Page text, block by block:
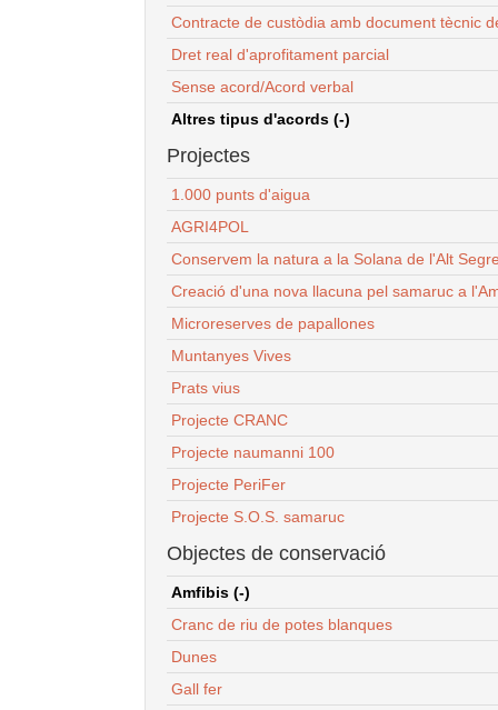
Contracte de custòdia amb document tècnic
Dret real d'aprofitament parcial
Sense acord/Acord verbal
Altres tipus d'acords (-)
Projectes
1.000 punts d'aigua
AGRI4POL
Conservem la natura a la Solana de l'Alt
Creació d'una nova llacuna pel samaruc a
Microreserves de papallones
Muntanyes Vives
Prats vius
Projecte CRANC
Projecte naumanni 100
Projecte PeriFer
Projecte S.O.S. samaruc
Objectes de conservació
Amfibis (-)
Cranc de riu de potes blanques
Dunes
Gall fer